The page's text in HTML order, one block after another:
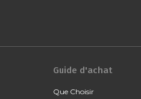
Guide d'achat
Que Choisir